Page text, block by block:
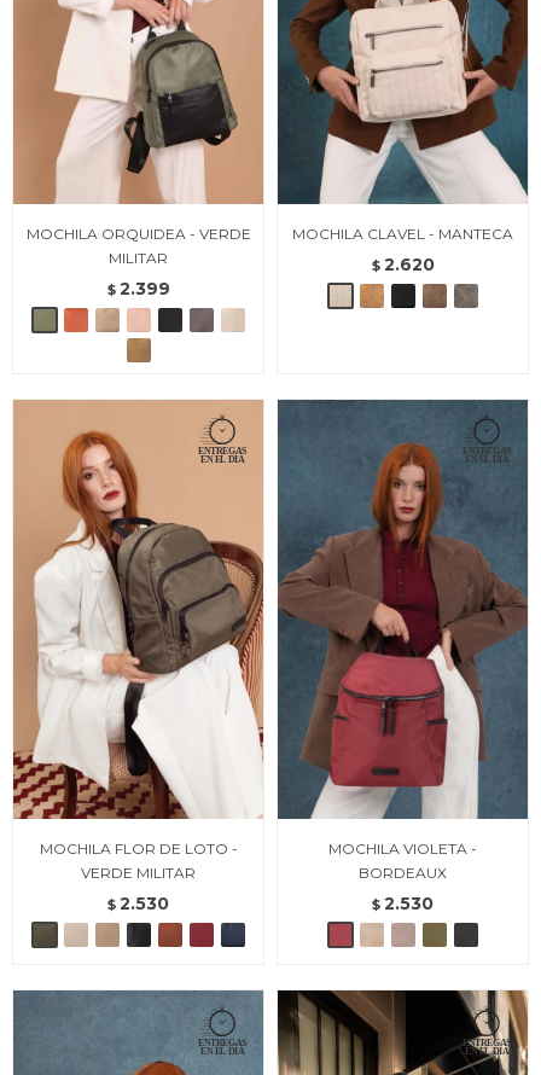
MOCHILA ORQUIDEA - VERDE
MILITAR
$ 2.399
MOCHILA CLAVEL - MANTECA
$ 2.620
MOCHILA FLOR DE LOTO -
VERDE MILITAR
$ 2.530
MOCHILA VIOLETA -
BORDEAUX
$ 2.530